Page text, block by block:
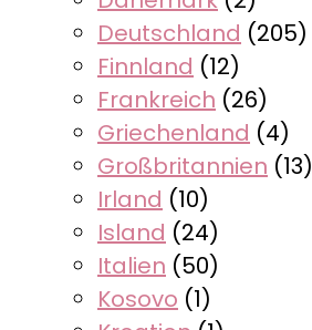
Deutschland (205)
Finnland (12)
Frankreich (26)
Griechenland (4)
Großbritannien (13)
Irland (10)
Island (24)
Italien (50)
Kosovo (1)